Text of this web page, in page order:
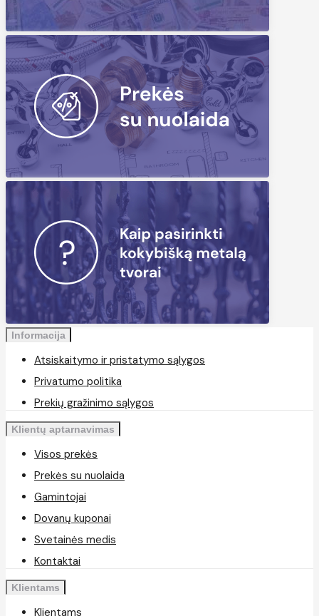
Informacija
Atsiskaitymo ir pristatymo sąlygos
Privatumo politika
Prekių gražinimo sąlygos
Klientų aptarnavimas
Visos prekės
Prekės su nuolaida
Gamintojai
Dovanų kuponai
Svetainės medis
Kontaktai
Klientams
Klientams